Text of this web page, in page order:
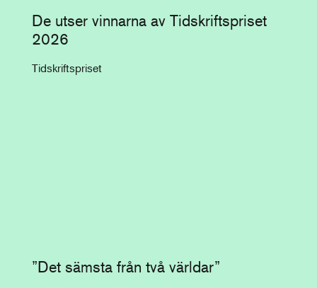
De utser vinnarna av Tidskriftspriset
2026
Tidskriftspriset
”Det sämsta från två världar”